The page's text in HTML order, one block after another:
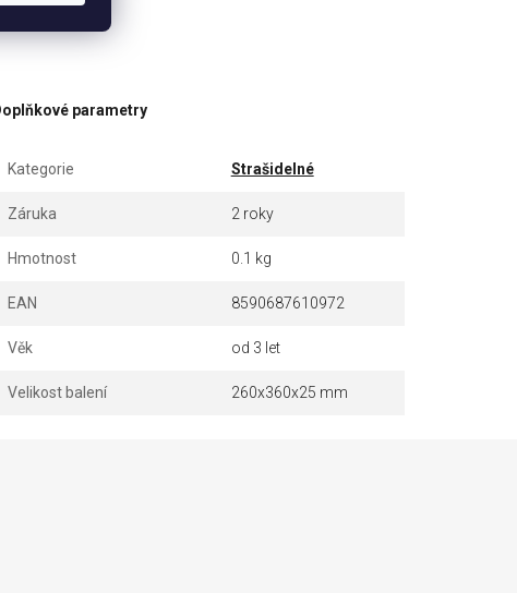
parametry
Kategorie Strašidelné
Záruka 2 roky
Hmotnost 0.1 kg
EAN 8590687610972
Věk od 3 let
Velikost balení 260x360x25 mm